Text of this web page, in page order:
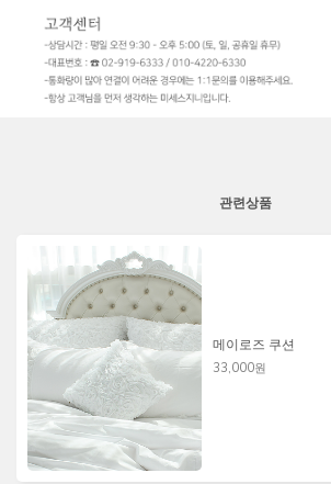
관련상품
메이로즈 쿠션
33,000원